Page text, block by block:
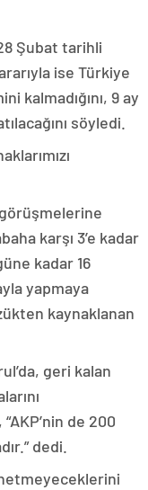
Şubat tarihli
ise Türkiye
kalmadığını, 9 ay
söyledi.
görüşmelerine
karşı 3’e kadar
kadar 16
yapmaya
kaynaklanan
geri kalan
de 200
dedi.